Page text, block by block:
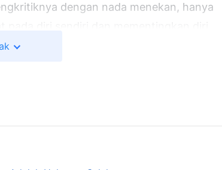
dengan nada menekan, hanya
Valerie, dan semuanya selalu
caraku, aku akan memarahinya. Aku
sangat bersalah dan berusaha